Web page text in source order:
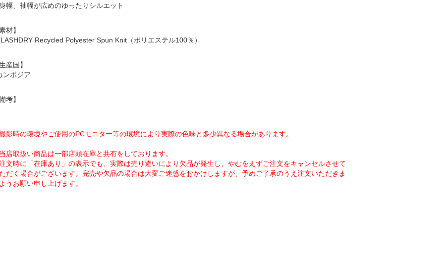
幅、袖幅が広めのゆったりシルエット
材】
Recycled Polyester Spun Knit（ポリエステル100％）
産国】
ンボジア
考】
影時の環境やご使用のPCモニター等の環境により実際の色味と多少異なる場合があります。
店取扱い商品は一部店頭在庫と共有をしております。
文時に「在庫あり」の表示でも、実際は売り違いにより欠品が発生し、やむをえずご注文をキャンセルさせて
だく場合がございます。完売や欠品の場合は大変ご迷惑をおかけしますが、予めご了承のうえ注文いただきま
うお願い申し上げます。